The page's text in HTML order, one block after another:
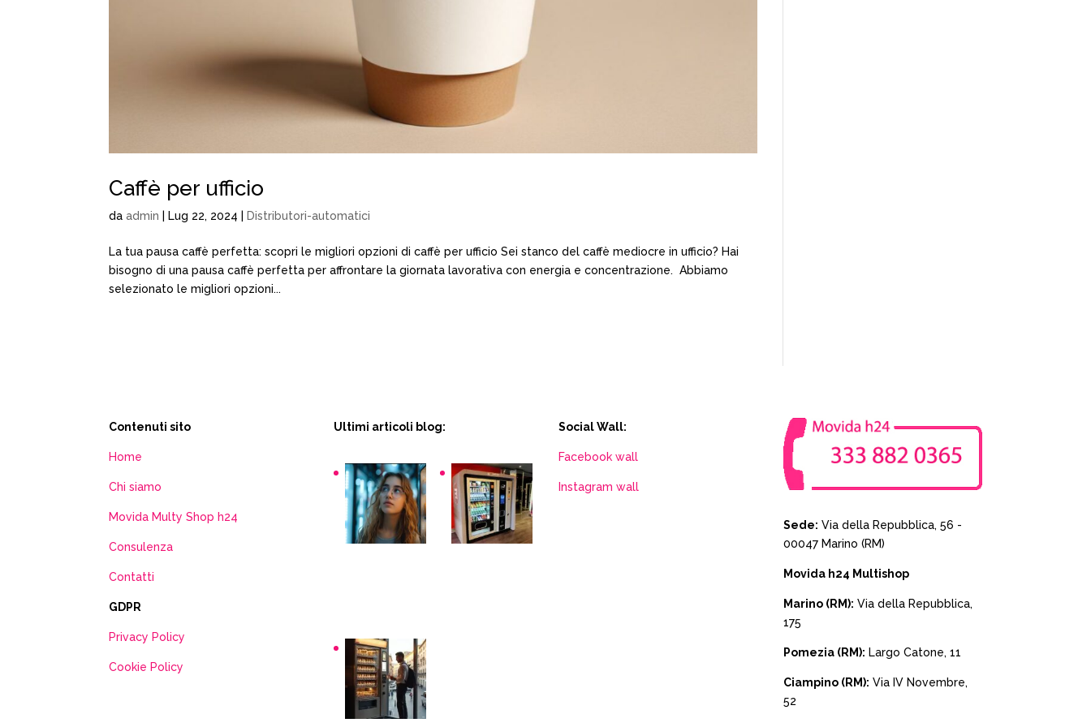
Caffè per ufficio
daadmin Lug 22, 2024 Distributori-automatici
La tua pausa caffè perfetta: scopri le migliori opzioni di caffè per ufficio Sei stanco del caffè mediocre in ufficio? Hai
bisogno di una pausa caffè perfetta per affrontare la giornata lavorativa con energia e concentrazione. Abbiamo
selezionato le migliori opzioni...
Contenuti sito
Home
Chi siamo
Movida Multy Shop h24
Consulenza
Contatti
GDPR
Privacy Policy
Cookie Policy
Ultimi articoli blog: Social Wall:
Facebook wall
Instagram wall
Sede: Via della Repubblica, 56 -
00047 Marino (RM)
Movida h24 Multishop
Marino (RM): Via della Repubblica,
175
Pomezia (RM): Largo Catone, 11
Ciampino (RM): Via IV Novembre,
52